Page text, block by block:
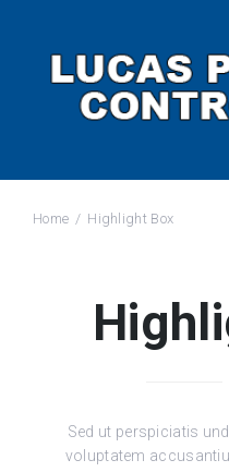
Home Highlight Box
Sed ut perspiciatis
voluptatem